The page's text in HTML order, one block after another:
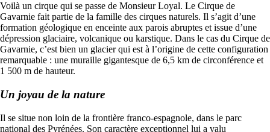
Voilà un cirque qui se passe de Monsieur Loyal. Le Cirque de
Gavarnie fait partie de la famille des cirques naturels. Il s’agit d’une
formation géologique en enceinte aux parois abruptes et issue d’une
dépression glaciaire, volcanique ou karstique. Dans le cas du Cirque de
Gavarnie, c’est bien un glacier qui est à l’origine de cette configuration
remarquable : une muraille gigantesque de 6,5 km de circonférence et
1 500 m de hauteur.
Un joyau de la nature
Il se situe non loin de la frontière franco-espagnole, dans le parc
national des Pyrénées. Son caractère exceptionnel lui a valu